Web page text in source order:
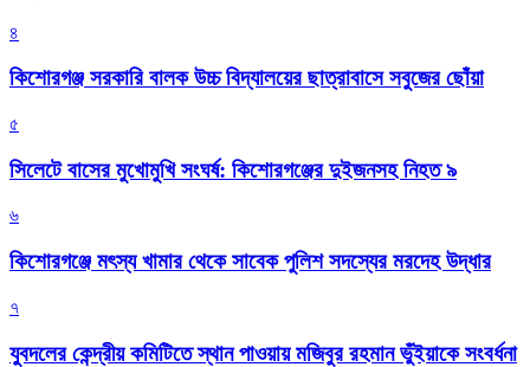
৪
কিশোরগঞ্জ সরকারি বালক উচ্চ বিদ্যালয়ের ছাত্রাবাসে সবুজের ছোঁয়া
৫
সিলেটে বাসের মুখোমুখি সংঘর্ষ: কিশোরগঞ্জের দুইজনসহ নিহত ৯
৬
কিশোরগঞ্জে মৎস্য খামার থেকে সাবেক পুলিশ সদস্যের মরদেহ উদ্ধার
৭
যুবদলের কেন্দ্রীয় কমিটিতে স্থান পাওয়ায় মজিবুর রহমান ভুঁইয়াকে সংবর্ধনা